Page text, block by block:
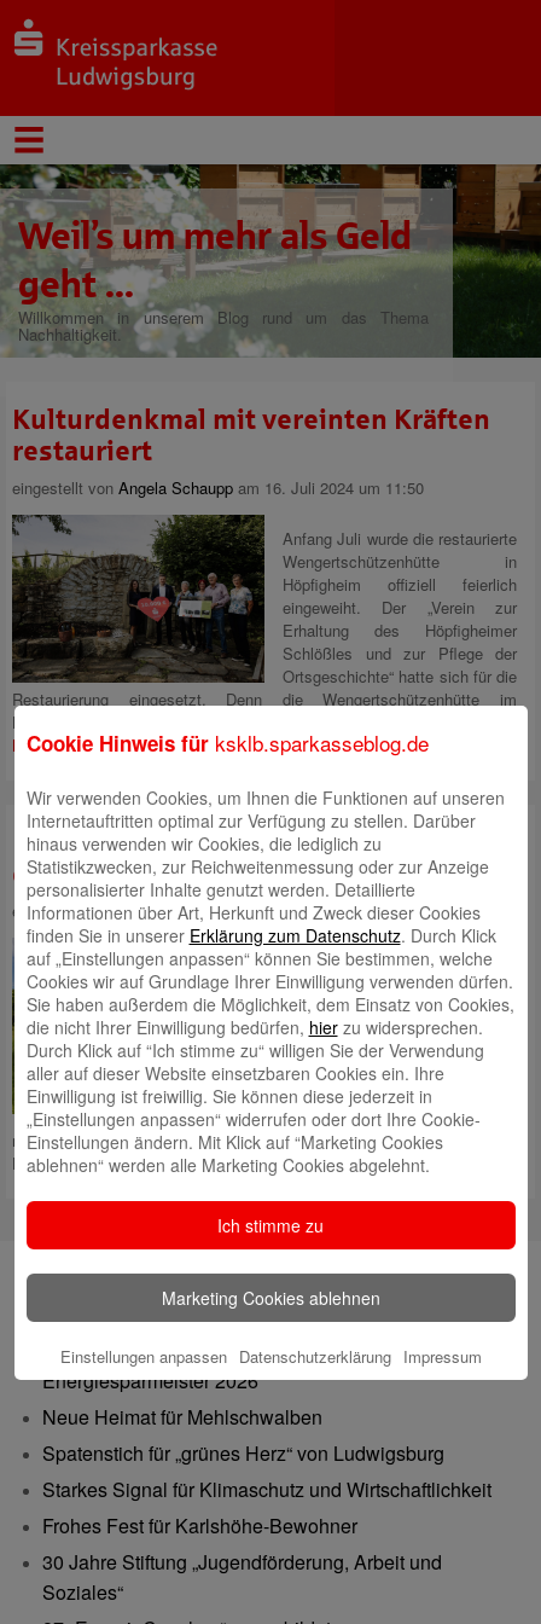
Weil’s um mehr als Geld
geht ...
Willkommen in unserem Blog rund um das Thema
Nachhaltigkeit.
Kulturdenkmal mit vereinten Kräften
restauriert
eingestellt von Angela Schaupp am 16. Juli 2024 um 11:50
Anfang Juli wurde die restaurierte
Wengertschützenhütte in
Höpfigheim offiziell feierlich
eingeweiht. Der „Verein zur
Erhaltung des Höpfigheimer
Schlößles und zur Pflege der
Ortsgeschichte“ hatte sich für die
Restaurierung eingesetzt. Denn die Wengertschützenhütte im
Landschaftsschutzgebiet Wacholderberg am alten Römerweg wurde
Mehr lesen
Bereits 670 neue Streuobstbäume
gepflanzt
eingestellt vonAngela Schauppam 5. September 2022 um 14:53
Kreissparkassen-Stiftung
„Umwelt- und Naturschutz“
fördert Projekt zum Erhalt und
Pflege von Streuobstwiesen im
Markungsbereich Sachsenheim.
Schön und nützlich sind sie, die
teils krummen, buckligen Wiesen
mit den knorrigen Bäumen, deren Blüten, Früchte, Rinden und
Hohlräume einer Vielzahl von VögelnMehr lesen
Neueste Beiträge
Neuer Nachhaltigkeitsbericht jetzt online!
Landessieger: Besigheimer Schule ist
Energiesparmeister 2026
Neue Heimat für Mehlschwalben
Spatenstich für „grünes Herz“ von Ludwigsburg
Starkes Signal für Klimaschutz und Wirtschaftlichkeit
Frohes Fest für Karlshöhe-Bewohner
30 Jahre Stiftung „Jugendförderung, Arbeit und
Soziales“
Cookie Hinweis für ksklb.sparkasseblog.de
Wir verwenden Cookies, um Ihnen die Funktionen auf unseren
Internetauftritten optimal zur Verfügung zu stellen. Darüber
hinaus verwenden wir Cookies, die lediglich zu
Statistikzwecken, zur Reichweitenmessung oder zur Anzeige
personalisierter Inhalte genutzt werden. Detaillierte
Informationen über Art, Herkunft und Zweck dieser Cookies
finden Sie in unserer Erklärung zum Datenschutz. Durch Klick
auf „Einstellungen anpassen“ können Sie bestimmen, welche
Cookies wir auf Grundlage Ihrer Einwilligung verwenden dürfen.
Sie haben außerdem die Möglichkeit, dem Einsatz von Cookies,
die nicht Ihrer Einwilligung bedürfen, hierzu widersprechen.
Durch Klick auf “Ich stimme zu“ willigen Sie der Verwendung
aller auf dieser Website einsetzbaren Cookies ein. Ihre
Einwilligung ist freiwillig. Sie können diese jederzeit in
„Einstellungen anpassen“ widerrufen oder dort Ihre Cookie-
Einstellungen ändern. Mit Klick auf “Marketing Cookies
ablehnen“ werden alle Marketing Cookies abgelehnt.
Ich stimme zu
Marketing Cookies ablehnen
Einstellungen anpassen Datenschutzerklärung Impressum